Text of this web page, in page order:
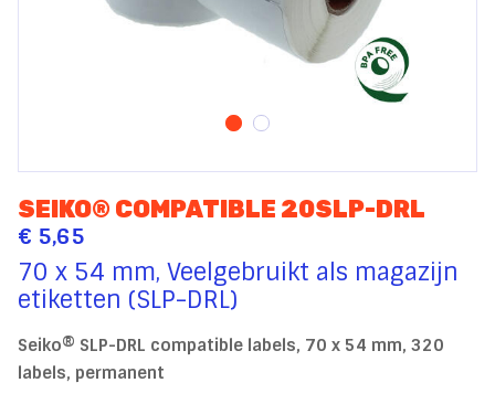
SEIKO® COMPATIBLE 20SLP-DRL
€ 5,65
70 x 54 mm, Veelgebruikt als magazijn
etiketten (SLP-DRL)
Seiko® SLP-DRL compatible labels, 70 x 54 mm, 320
labels, permanent